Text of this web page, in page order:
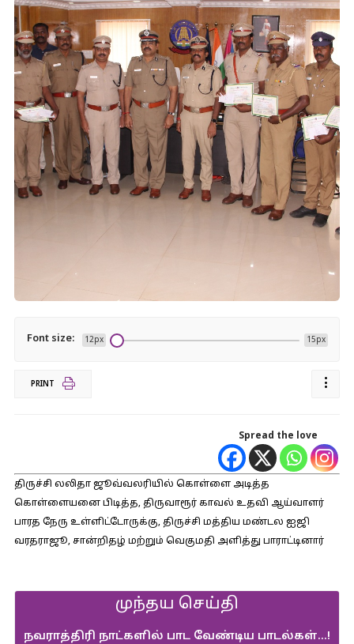
Font size: 12px 15px
PRINT
Spread the love
திருச்சி லலிதா ஜூவ்வலரியில் கொள்ளை அடித்த
கொள்ளையனை பிடித்த, திருவாரூர் காவல் உதவி ஆய்வாளர்
பாரத நேரு உள்ளிட்டோருக்கு, திருச்சி மத்திய மண்டல ஐஜி
வரதராஜூ, சான்றிதழ் மற்றும் வெகுமதி அளித்து பாராட்டினார்
முந்தய செய்தி
நவரா‌த்‌தி‌ரி நா‌ட்க‌ளி‌ல் பாட வே‌ண்டிய பாட‌ல்கள்…!